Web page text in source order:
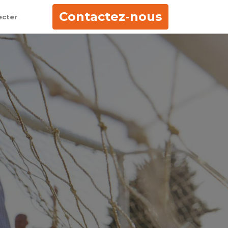
Contactez-nous